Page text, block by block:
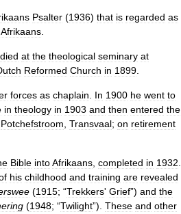
Psalter (1936) that is regarded as
Afrikaans
at the theological seminary at
Reformed Church in 1899
forces as chaplain In 1900 he went to
in theology in 1903 and then entered the
Potchefstroom Transvaal; on retirement
Bible intoAfrikaans completed in 1932
his childhood and training are revealed
(1915; “Trekkers' Grief”) and the
(1948; “Twilight”). These and other